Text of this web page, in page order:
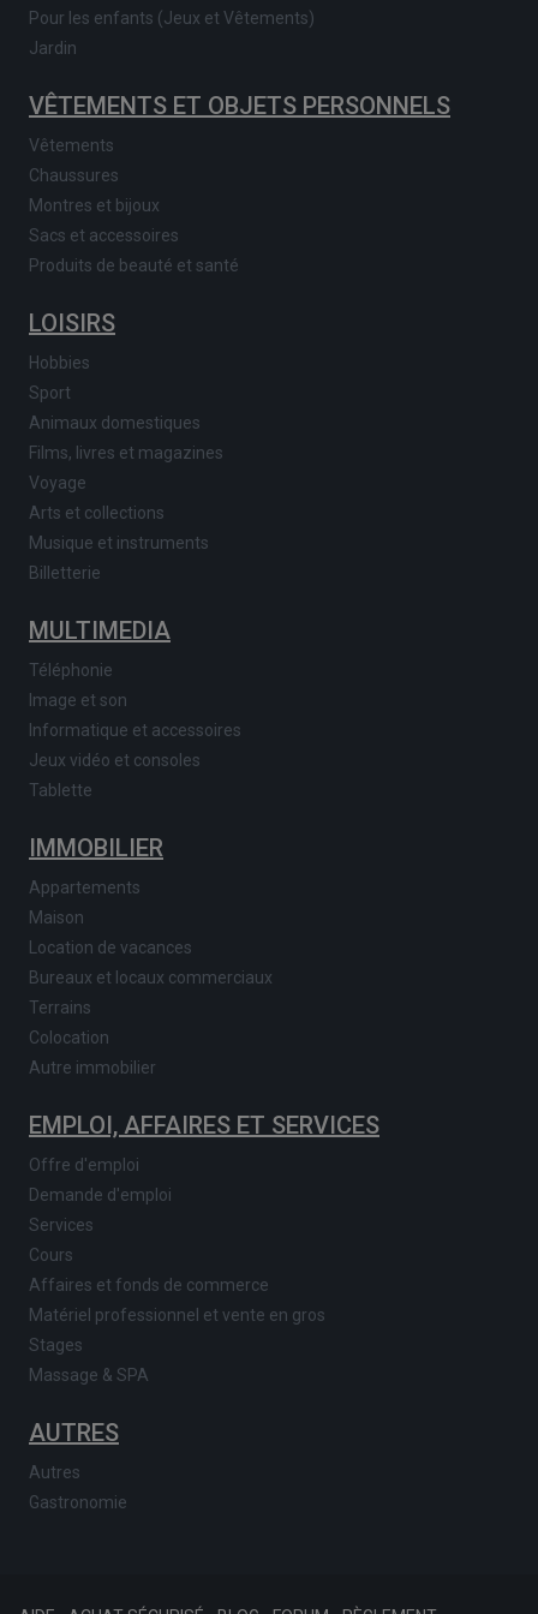
Pour les enfants (Jeux et Vêtements)
Jardin
VÊTEMENTS ET OBJETS PERSONNELS
Vêtements
Chaussures
Montres et bijoux
Sacs et accessoires
Produits de beauté et santé
LOISIRS
Hobbies
Sport
Animaux domestiques
Films, livres et magazines
Voyage
Arts et collections
Musique et instruments
Billetterie
MULTIMEDIA
Téléphonie
Image et son
Informatique et accessoires
Jeux vidéo et consoles
Tablette
IMMOBILIER
Appartements
Maison
Location de vacances
Bureaux et locaux commerciaux
Terrains
Colocation
Autre immobilier
EMPLOI, AFFAIRES ET SERVICES
Offre d'emploi
Demande d'emploi
Services
Cours
Affaires et fonds de commerce
Matériel professionnel et vente en gros
Stages
Massage & SPA
AUTRES
Autres
Gastronomie